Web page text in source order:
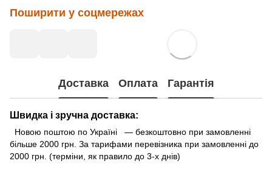
Поширити у соцмережах
Доставка Оплата Гарантія
Швидка і зручна доставка:
Новою поштою по Україні — безкоштовно при замовленні
більше 2000 грн. За тарифами перевізника при замовленні до
2000 грн. (терміни, як правило до 3-х днів)